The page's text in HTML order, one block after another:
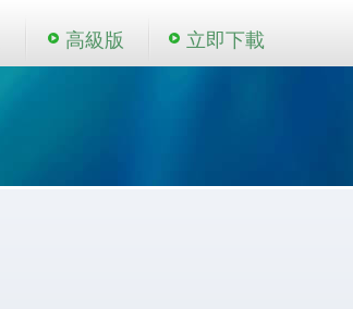
高級版 立即下載